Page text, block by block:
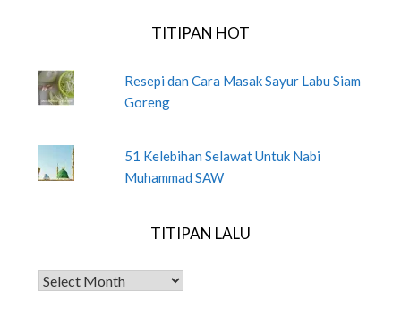
TITIPAN HOT
Resepi dan Cara Masak Sayur Labu Siam
Goreng
51 Kelebihan Selawat Untuk Nabi
Muhammad SAW
TITIPAN LALU
TITIPAN LALU